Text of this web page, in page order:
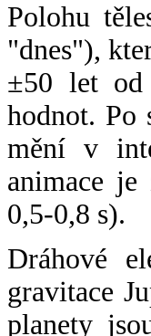
Polohu
"dnes"),
±50 let od
hodnot. Po
mění v
animace je
0,5-0,8 s).
Dráhové
gravitace
planety